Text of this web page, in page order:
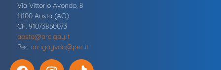
Via Vittorio Avondo, 8
11100 Aosta (AO)
CF. 91073860073
aosta@arcigay.it
Pec arcigayvda@pec.it